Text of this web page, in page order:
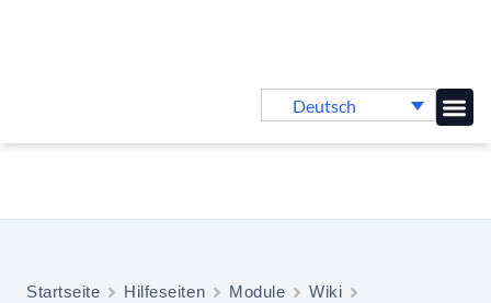
Deutsch
Startseite Hilfeseiten Module
Wiki